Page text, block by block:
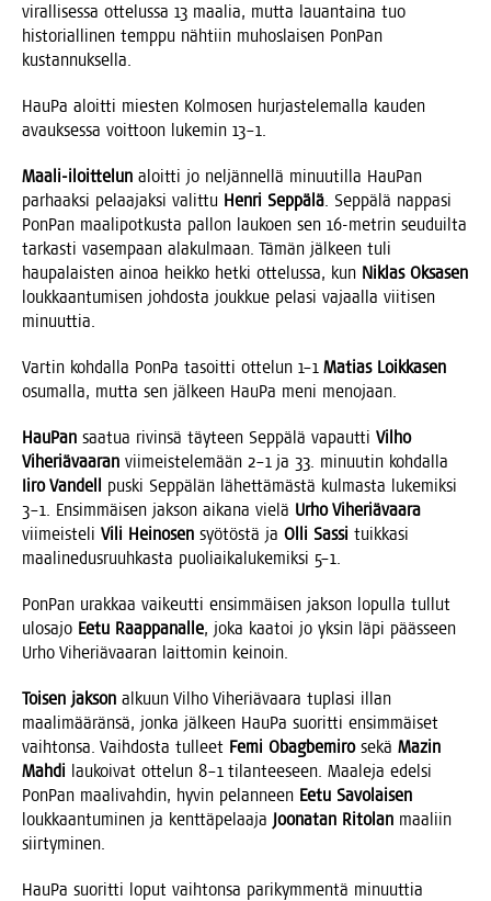
viral­li­ses­sa otte­lus­sa 13 maa­lia, mut­ta lau­an­tai­na tuo
his­to­rial­li­nen temp­pu näh­tiin muhos­lai­sen Pon­Pan
kustannuksella.
Hau­Pa aloit­ti mies­ten Kol­mo­sen hur­jas­te­le­mal­la kau­den
avauk­ses­sa voit­toon luke­min 13–1.
Maa­li-iloit­te­lun aloit­ti jo nel­jän­nel­lä minuu­til­la Hau­Pan
par­haak­si pelaa­jak­si valit­tu Hen­ri Sep­pä­lä. Sep­pä­lä nap­pa­si
Pon­Pan maa­li­pot­kus­ta pal­lon lau­koen sen 16-met­rin seu­duil­ta
tar­kas­ti vasem­paan ala­kul­maan. Tämän jäl­keen tuli
hau­pa­lais­ten ainoa heik­ko het­ki otte­lus­sa, kun Niklas Oks­a­sen
louk­kaan­tu­mi­sen joh­dos­ta jouk­kue pela­si vajaal­la vii­ti­sen
minuuttia.
Var­tin koh­dal­la Pon­Pa tasoit­ti otte­lun 1–1 Matias Loik­ka­sen
osu­mal­la, mut­ta sen jäl­keen Hau­Pa meni menojaan.
Hau­Pan saa­tua rivin­sä täy­teen Sep­pä­lä vapaut­ti Vil­ho
Vihe­riä­vaa­ran vii­meis­te­le­mään 2–1 ja 33. minuu­tin koh­dal­la
Iiro Van­dell
pus­ki Sep­pä­län lähet­tä­mäs­tä kul­mas­ta luke­mik­si
3–1. Ensim­mäi­sen jak­son aika­na vie­lä Urho Vihe­riä­vaa­ra
vii­meis­te­li Vili Hei­no­sen syö­tös­tä ja Olli Sas­si tuik­ka­si
maa­lin­edus­ruuh­kas­ta puo­liai­ka­lu­ke­mik­si 5–1.
Pon­Pan urak­kaa vai­keut­ti ensim­mäi­sen jak­son lopul­la tul­lut
ulos­ajo Eetu Raap­pa­nal­le, joka kaa­toi jo yksin läpi pääs­seen
Urho Vihe­riä­vaa­ran lait­to­min keinoin.
Toi­sen jak­son alkuun Vil­ho Vihe­riä­vaa­ra tupla­si illan
maa­li­mää­rän­sä, jon­ka jäl­keen Hau­Pa suo­rit­ti ensim­mäi­set
vaih­ton­sa. Vaih­dos­ta tul­leet Femi Obag­be­mi­rosekä Mazin
Mah­di lau­koi­vat otte­lun 8–1 tilan­tee­seen. Maa­le­ja edel­si
Pon­Pan maa­li­vah­din, hyvin pelan­neen Eetu Savo­lai­sen
louk­kaan­tu­mi­nen ja kent­tä­pe­laa­ja Joo­na­tan Rito­lan maa­liin
siirtyminen.
Hau­Pa suo­rit­ti loput vaih­ton­sa pari­kym­men­tä minuut­tia